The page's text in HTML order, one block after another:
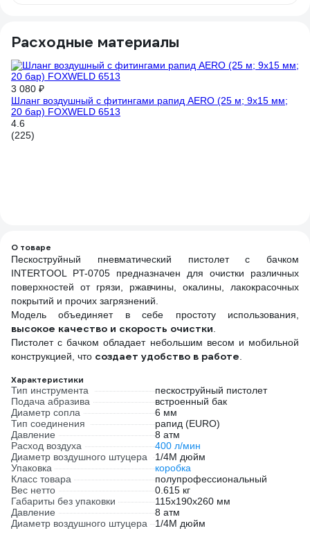
Расходные материалы
3 080 ₽
Шланг воздушный с фитингами рапид AERO (25 м; 9x15 мм;
20 бар) FOXWELD 6513
4.6
(225)
О товаре
Пескоструйный пневматический пистолет с бачком
INTERTOOL PT-0705 предназначен для очистки различных
поверхностей от грязи, ржавчины, окалины, лакокрасочных
покрытий и прочих загрязнений.
Модель объединяет в себе простоту использования,
высокое качество и скорость очистки
Пистолет с бачком обладает небольшим весом и мобильной
конструкцией, что создает удобство в работе
Характеристики
Тип инструмента
пескоструйный пистолет
Подача абразива
встроенный бак
Диаметр сопла
6 мм
Тип соединения
рапид (EURO)
Давление
8 атм
Расход воздуха
400 л/мин
Диаметр воздушного штуцера
1/4М дюйм
Упаковка
коробка
Класс товара
полупрофессиональный
Вес нетто
0.615 кг
Габариты без упаковки
115х190х260 мм
Давление
8 атм
Диаметр воздушного штуцера
1/4М дюйм